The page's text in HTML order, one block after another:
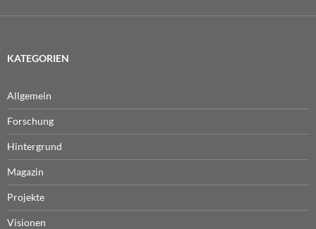
KATEGORIEN
Allgemein
Forschung
Hintergrund
Magazin
Projekte
Visionen